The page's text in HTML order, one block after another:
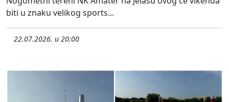
biti u znaku velikog sports...
22.07.2026. u 20:00